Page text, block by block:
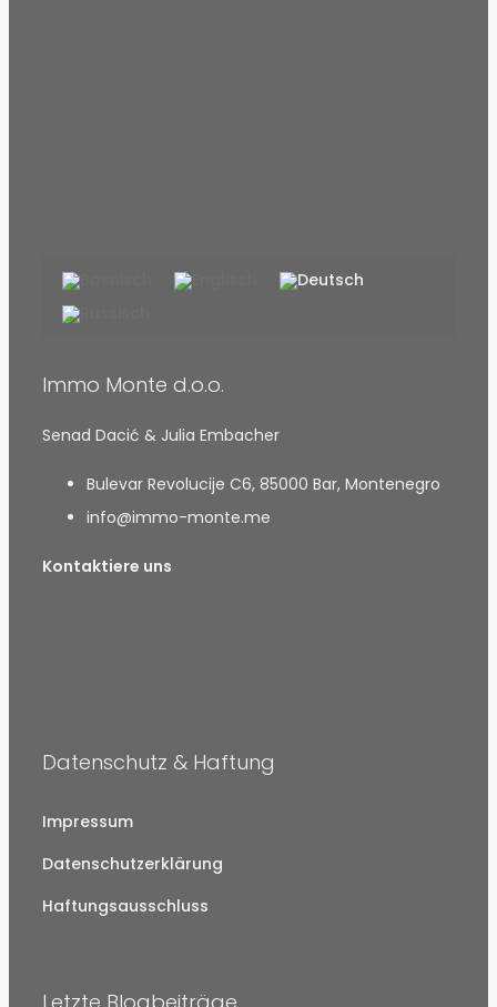
Immo Monte d.o.o.
Senad Dacić & Julia Embacher
Bulevar Revolucije C6, 85000 Bar, Montenegro
info@immo-monte.me
Kontaktiere uns
Datenschutz & Haftung
Impressum
Datenschutzerklärung
Haftungsausschluss